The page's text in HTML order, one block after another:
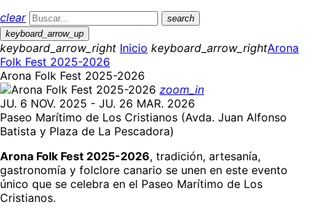
clear
search
keyboard_arrow_up
keyboard_arrow_right Inicio keyboard_arrow_rightArona
Folk Fest 2025-2026
Arona Folk Fest 2025-2026
zoom_in
JU. 6 NOV. 2025 - JU. 26 MAR. 2026
Paseo Marítimo de Los Cristianos (Avda. Juan Alfonso
Batista y Plaza de La Pescadora)
Arona Folk Fest 2025-2026, tradición, artesanía,
gastronomía y folclore canario se unen en este evento
único que se celebra en el Paseo Marítimo de Los
Cristianos.